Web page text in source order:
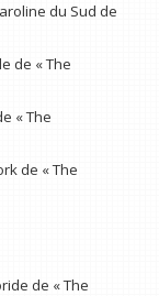
du Sud de
de « The
« The
de « The
de « The